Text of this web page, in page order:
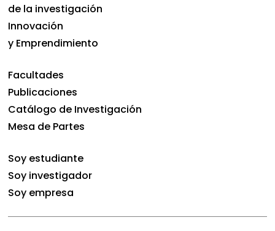
de la investigación
Innovación
y Emprendimiento
Facultades
Publicaciones
Catálogo de Investigación
Mesa de Partes
Soy estudiante
Soy investigador
Soy empresa